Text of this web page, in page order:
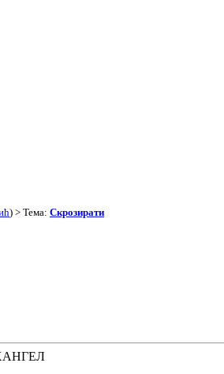
) > Тема: Скрозирати